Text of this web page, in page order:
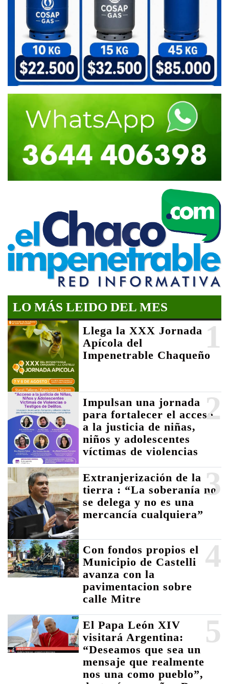
LO MÁS LEIDO DEL MES
1
Llega la XXX Jornada
Apícola del
Impenetrable Chaqueño
2
Impulsan una jornada
para fortalecer el acceso
a la justicia de niñas,
niños y adolescentes
víctimas de violencias
3
Extranjerización de la
tierra : “La soberanía no
se delega y no es una
mercancía cualquiera”
4
Con fondos propios el
Municipio de Castelli
avanza con la
pavimentacion sobre
calle Mitre
5
El Papa León XIV
visitará Argentina:
“Deseamos que sea un
mensaje que realmente
nos una como pueblo”,